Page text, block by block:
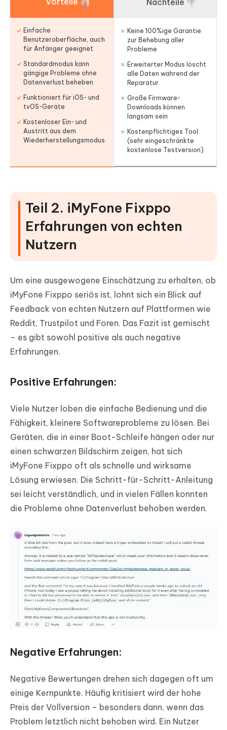
Einfache
Benutzeroberfläche, auch
für Anfänger geeignet
Standardmodus kann
gängige Probleme ohne
Datenverlust beheben
Funktioniert für iOS- und
tvOS-Geräte
Kostenloser Ein- und
Austritt aus dem
Wiederherstellungsmodus
Keine 100%ige Garantie
zur Behebung aller
Probleme
Erweiterter Modus löscht
alle Daten während der
Reparatur
Große Firmware-
Downloads können
langsam sein
Kostenpflichtiges Tool
(sehr eingeschränkte
kostenlose Testversion)
Teil 2. iMyFone Fixppo
Erfahrungen von echten
Nutzern
Um eine ausgewogene Einschätzung zu erhalten, ob
iMyFone Fixppo seriös ist, lohnt sich ein Blick auf
Feedback von echten Nutzern auf Plattformen wie
Reddit, Trustpilot und Foren. Das Fazit ist gemischt
– es gibt sowohl positive als auch negative
Erfahrungen.
Positive Erfahrungen:
Viele Nutzer loben die einfache Bedienung und die
Fähigkeit, kleinere Softwareprobleme zu lösen. Bei
Geräten, die in einer Boot-Schleife hängen oder nur
einen schwarzen Bildschirm zeigen, hat sich
iMyFone Fixppo oft als schnelle und wirksame
Lösung erwiesen. Die Schritt-für-Schritt-Anleitung
sei leicht verständlich, und in vielen Fällen konnten
die Probleme ohne Datenverlust behoben werden.
Negative Erfahrungen:
Negative Bewertungen drehen sich dagegen oft um
einige Kernpunkte. Häufig kritisiert wird der hohe
Preis der Vollversion – besonders dann, wenn das
Problem letztlich nicht behoben wird. Ein Nutzer